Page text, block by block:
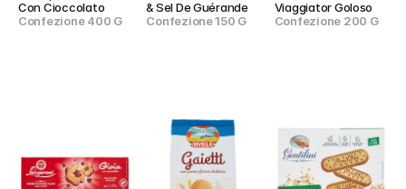
Con Cioccolato
Confezione 400 G
& Sel De Guérande
Confezione 150 G
Viaggiator Goloso
Confezione 200 G